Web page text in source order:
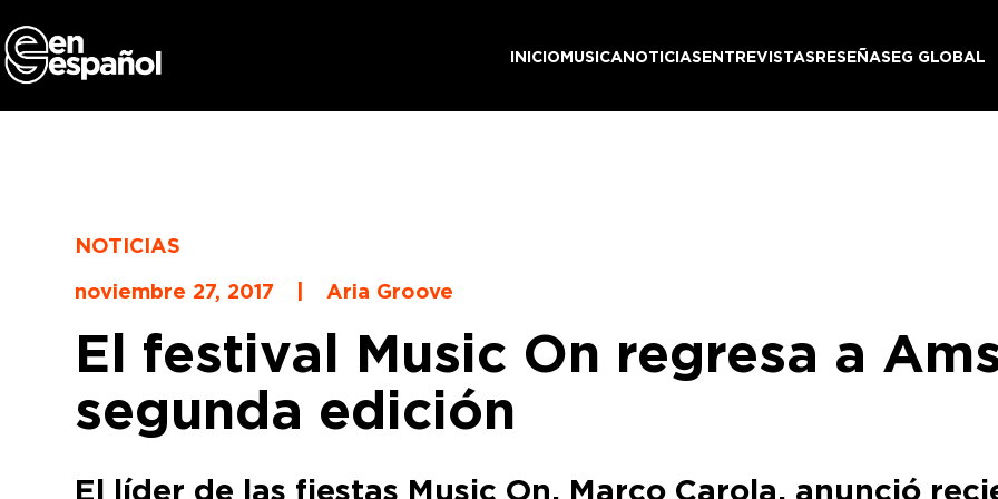
to
content
INICIOMUSICANOTICIASENTREVISTASRESEÑASEG GLOBAL
NOTICIAS
noviembre 27, 2017
| Aria Groove
El festival Music On regresa a
segunda edición
El líder de las fiestas Music On, Marco Carola, anunció